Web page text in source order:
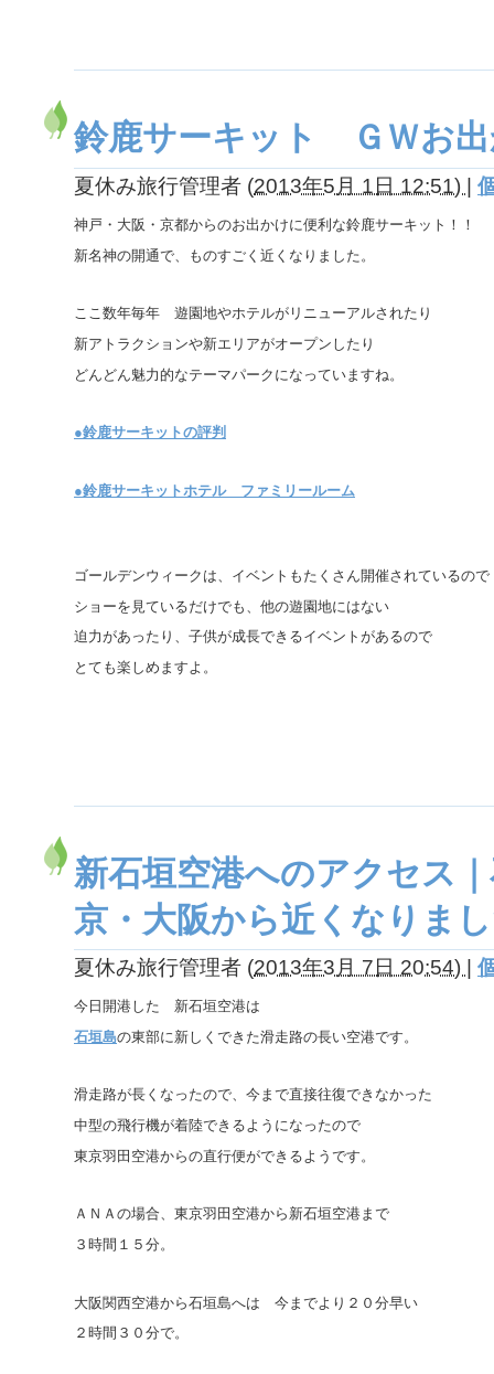
鈴鹿サーキット ＧＷお
夏休み旅行管理者 (2013年5月 1日 12:51) |
神戸・大阪・京都からのお出かけに便利な鈴鹿サーキット！！
新名神の開通で、ものすごく近くなりました。
ここ数年毎年 遊園地やホテルがリニューアルされたり
新アトラクションや新エリアがオープンしたり
どんどん魅力的なテーマパークになっていますね。
●鈴鹿サーキットの評判
●鈴鹿サーキットホテル ファミリールーム
ゴールデンウィークは、イベントもたくさん開催されているので
ショーを見ているだけでも、他の遊園地にはない
迫力があったり、子供が成長できるイベントがあるので
とても楽しめますよ。
新石垣空港へのアクセス
京・大阪から近くなりま
夏休み旅行管理者 (2013年3月 7日 20:54) |
今日開港した 新石垣空港は
石垣島の東部に新しくできた滑走路の長い空港です。
滑走路が長くなったので、今まで直接往復できなかった
中型の飛行機が着陸できるようになったので
東京羽田空港からの直行便ができるようです。
ＡＮＡの場合、東京羽田空港から新石垣空港まで
３時間１５分。
大阪関西空港から石垣島へは 今までより２０分早い
２時間３０分で。